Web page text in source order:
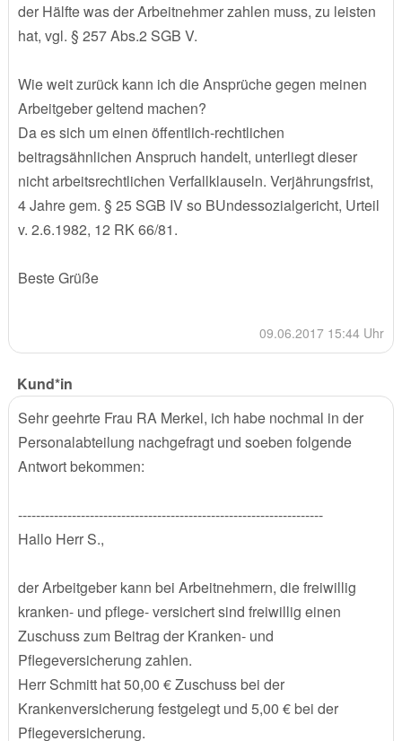
der Hälfte was der Arbeitnehmer zahlen muss, zu leisten
hat, vgl. § 257 Abs.2 SGB V.
Wie weit zurück kann ich die Ansprüche gegen meinen
Arbeitgeber geltend machen?
Da es sich um einen öffentlich-rechtlichen
beitragsähnlichen Anspruch handelt, unterliegt dieser
nicht arbeitsrechtlichen Verfallklauseln. Verjährungsfrist,
4 Jahre gem. § 25 SGB IV so BUndessozialgericht, Urteil
v. 2.6.1982, 12 RK 66/81.
Beste Grüße
09.06.2017 15:44 Uhr
Kund*in
Sehr geehrte Frau RA Merkel, ich habe nochmal in der
Personalabteilung nachgefragt und soeben folgende
Antwort bekommen:
--------------------------------------------------------------------
Hallo Herr S.,
der Arbeitgeber kann bei Arbeitnehmern, die freiwillig
kranken- und pflege- versichert sind freiwillig einen
Zuschuss zum Beitrag der Kranken- und
Pflegeversicherung zahlen.
Herr Schmitt hat 50,00 € Zuschuss bei der
Krankenversicherung festgelegt und 5,00 € bei der
Pflegeversicherung.